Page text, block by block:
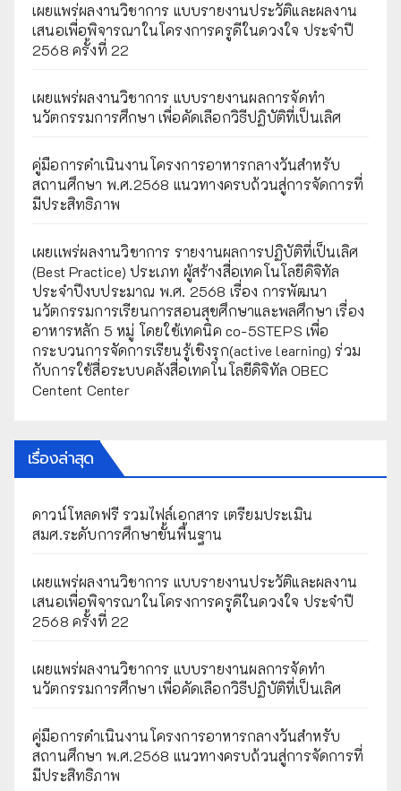
เผยแพร่ผลงานวิชาการ แบบรายงานประวัติและผลงาน
เสนอเพื่อพิจารณาในโครงการครูดีในดวงใจ ประจำปี
2568 ครั้งที่ 22
เผยแพร่ผลงานวิชาการ แบบรายงานผลการจัดทำ
นวัตกรรมการศึกษา เพื่อคัดเลือกวิธีปฏิบัติที่เป็นเลิศ
คู่มือการดำเนินงานโครงการอาหารกลางวันสำหรับ
สถานศึกษา พ.ศ.2568 แนวทางครบถ้วนสู่การจัดการที่
มีประสิทธิภาพ
เผยเเพร่ผลงานวิชาการ รายงานผลการปฏิบัติที่เป็นเลิศ
(Best Practice) ประเภท ผู้สร้างสื่อเทคโนโลยีดิจิทัล
ประจำปีงบประมาณ พ.ศ. 2568 เรื่อง การพัฒนา
นวัตกรรมการเรียนการสอนสุขศึกษาและพลศึกษา เรื่อง
อาหารหลัก 5 หมู่ โดยใช้เทคนิค co-5STEPS เพื่อ
กระบวนการจัดการเรียนรู้เชิงรุก(active learning) ร่วม
กับการใช้สื่อระบบคลังสื่อเทคโนโลยีดิจิทัล OBEC
Centent Center
เรื่องล่าสุด
ดาวน์โหลดฟรี รวมไฟล์เอกสาร เตรียมประเมิน
สมศ.ระดับการศึกษาขั้นพื้นฐาน
เผยแพร่ผลงานวิชาการ แบบรายงานประวัติและผลงาน
เสนอเพื่อพิจารณาในโครงการครูดีในดวงใจ ประจำปี
2568 ครั้งที่ 22
เผยแพร่ผลงานวิชาการ แบบรายงานผลการจัดทำ
นวัตกรรมการศึกษา เพื่อคัดเลือกวิธีปฏิบัติที่เป็นเลิศ
คู่มือการดำเนินงานโครงการอาหารกลางวันสำหรับ
สถานศึกษา พ.ศ.2568 แนวทางครบถ้วนสู่การจัดการที่
มีประสิทธิภาพ